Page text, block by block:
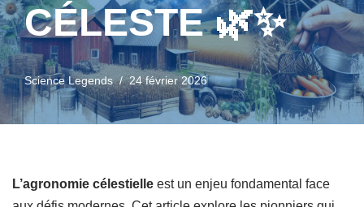
CÉLESTE 🌿✨
Science Legends 24 février 2026
L’agronomie célestielle est un enjeu fondamental face